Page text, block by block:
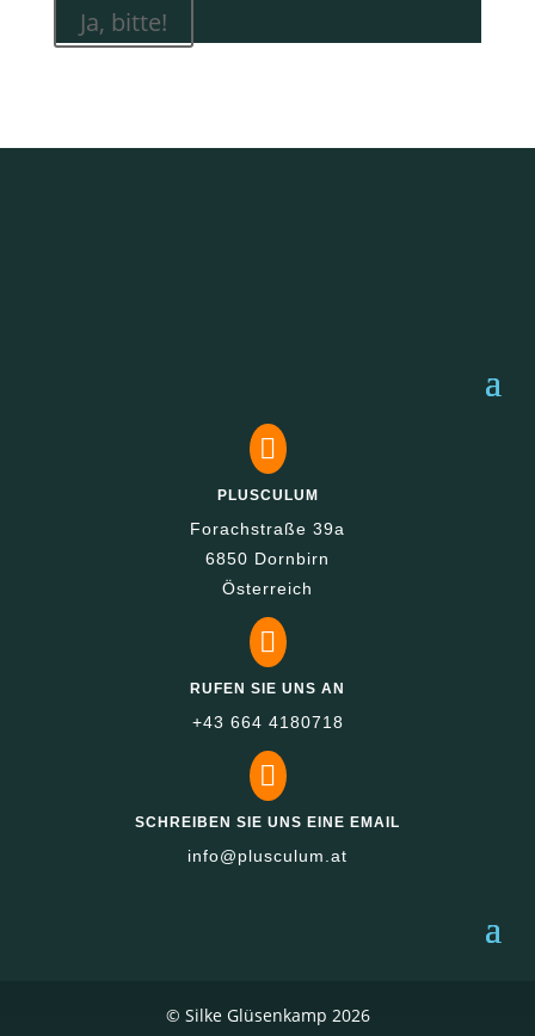
Ja, bitte!

PLUSCULUM
Forachstraße 39a
6850 Dornbirn
Österreich

RUFEN SIE UNS AN
+43 664 4180718

SCHREIBEN SIE UNS EINE EMAIL
info@plusculum.at
© Silke Glüsenkamp 2026